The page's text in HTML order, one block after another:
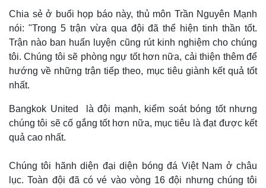
Chia sẻ ở buổi họp báo này, thủ môn Trần Nguyên Mạnh
nói: "Trong 5 trận vừa qua đội đã thể hiện tinh thần tốt.
Trận nào ban huấn luyện cũng rút kinh nghiệm cho chúng
tôi. Chúng tôi sẽ phòng ngự tốt hơn nữa, cải thiện thêm để
hướng về những trận tiếp theo, mục tiêu giành kết quả tốt
nhất.
Bangkok United là đội mạnh, kiểm soát bóng tốt nhưng
chúng tôi sẽ cố gắng tốt hơn nữa, mục tiêu là đạt được kết
quả cao nhất.
Chúng tôi hãnh diện đại diện bóng đá Việt Nam ở châu
lục. Toàn đội đã có vé vào vòng 16 đội nhưng chúng tôi